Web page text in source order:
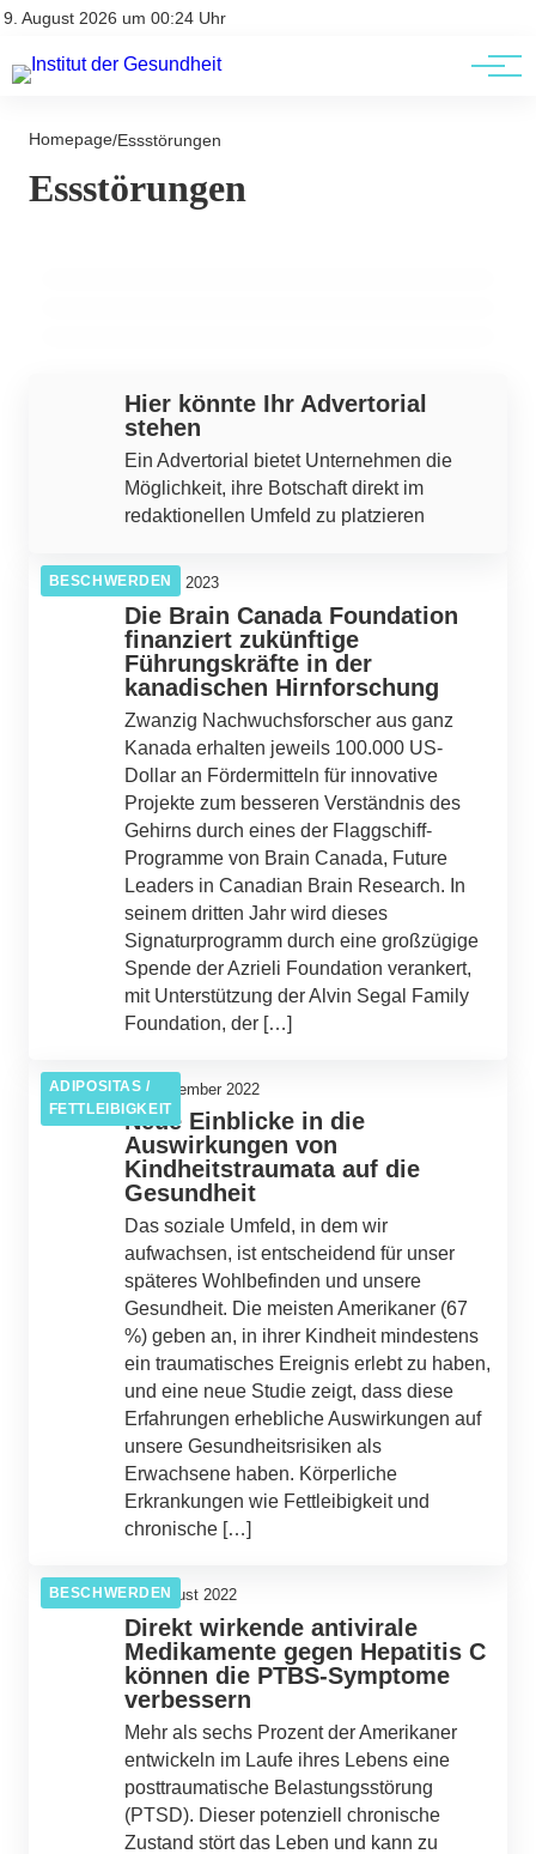
9. August 2026 um 00:24 Uhr
Kontakt
Kontakt
AGBs
Homepage/Essstörungen
Essstörungen
07. Juli 2023
Wie spreche ich mit meinen Freunden über
21. Juni 2023
BMI: Die Fehlmessung des Gewichts und
Studie findet Zusammenhang zwischen
Hier könnte Ihr Advertorial
stehen
Ein Advertorial bietet Unternehmen die
Möglichkeit, ihre Botschaft direkt im
redaktionellen Umfeld zu platzieren
BESCHWERDEN15. April 2023
Die Brain Canada Foundation
finanziert zukünftige
Führungskräfte in der
kanadischen Hirnforschung
Zwanzig Nachwuchsforscher aus ganz
Kanada erhalten jeweils 100.000 US-
Dollar an Fördermitteln für innovative
Projekte zum besseren Verständnis des
Gehirns durch eines der Flaggschiff-
Programme von Brain Canada, Future
Leaders in Canadian Brain Research. In
seinem dritten Jahr wird dieses
Signaturprogramm durch eine großzügige
Spende der Azrieli Foundation verankert,
mit Unterstützung der Alvin Segal Family
Foundation, der […]
ADIPOSITAS /
FETTLEIBIGKEIT
05. Dezember 2022
Neue Einblicke in die
Auswirkungen von
Kindheitstraumata auf die
Gesundheit
Das soziale Umfeld, in dem wir
aufwachsen, ist entscheidend für unser
späteres Wohlbefinden und unsere
Gesundheit. Die meisten Amerikaner (67
%) geben an, in ihrer Kindheit mindestens
ein traumatisches Ereignis erlebt zu haben,
und eine neue Studie zeigt, dass diese
Erfahrungen erhebliche Auswirkungen auf
unsere Gesundheitsrisiken als
Erwachsene haben. Körperliche
Erkrankungen wie Fettleibigkeit und
chronische […]
BESCHWERDEN26. August 2022
Direkt wirkende antivirale
Medikamente gegen Hepatitis C
können die PTBS-Symptome
verbessern
Mehr als sechs Prozent der Amerikaner
entwickeln im Laufe ihres Lebens eine
posttraumatische Belastungsstörung
(PTSD). Dieser potenziell chronische
Zustand stört das Leben und kann zu